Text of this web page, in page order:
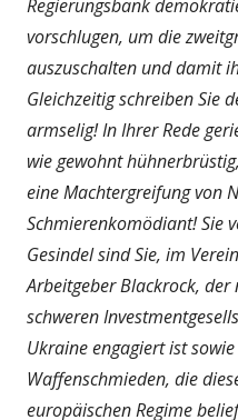
Regierungsbank
vorschlugen, um die
auszuschalten und damit
Gleichzeitig schreiben Sie
armselig! In Ihrer Rede
wie gewohnt
eine Machtergreifung von
Schmierenkomödiant! Sie
Gesindel sind Sie, im
Arbeitgeber Blackrock,
schweren
Ukraine engagiert ist
Waffenschmieden, die
europäischen Regime